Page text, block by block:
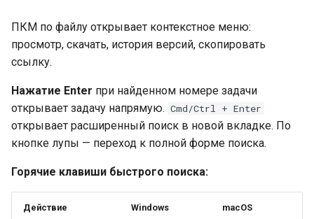
ПКМ по файлу открывает контекстное меню:
просмотр, скачать, история версий, скопировать
ссылку.
Нажатие Enter при найденном номере задачи
открывает задачу напрямую. Cmd/Ctrl + Enter
открывает расширенный поиск в новой вкладке. По
кнопке лупы — переход к полной форме поиска.
Горячие клавиши быстрого поиска:
Действие Windows macOS